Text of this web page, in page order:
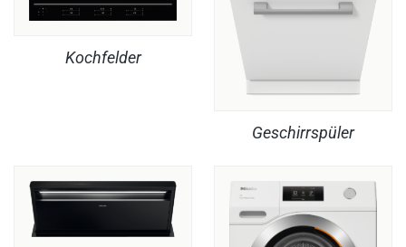
Kochfelder
Geschirrspüler